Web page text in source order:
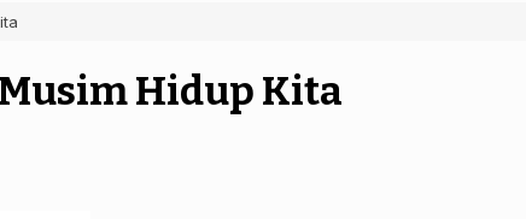
Hidup Kita